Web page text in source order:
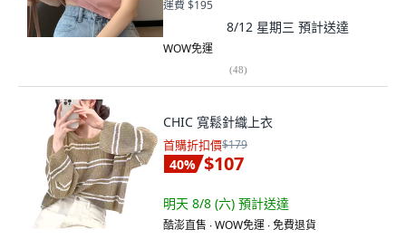
運費 $195
8/12 星期三 預計送達
WOW免運
(48)
CHIC 寬鬆針織上衣
首購折扣價$179
40% $107
明天 8/8 (六) 預計送達
酷澎直售 ∙ WOW免運 ∙ 免費退貨